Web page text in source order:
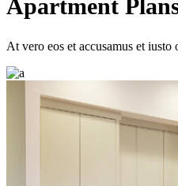
Apartment
At vero eos et accusamus et iusto